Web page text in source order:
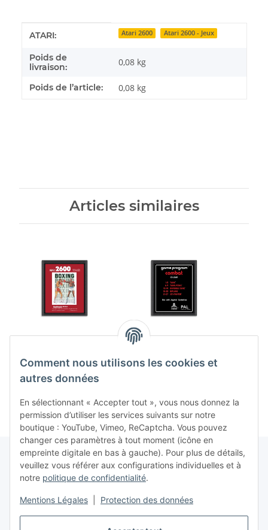
Comment nous utilisons les cookies et
autres données
En sélectionnant « Accepter tout », vous nous donnez la
permission d’utiliser les services suivants sur notre
boutique : YouTube, Vimeo, ReCaptcha. Vous pouvez
changer ces paramètres à tout moment (icône en
empreinte digitale en bas à gauche). Pour plus de détails,
veuillez vous référer aux configurations individuelles et à
notre politique de confidentialité.
Mentions Légales Protection des données
Détails de l'article
Valeur
ATARI: Atari 2600 Atari 2600 - Jeux
Poids de
livraison:
0,08 kg
Poids de l’article: 0,08 kg
Articles similaires
Real Sports Boxing
(très bon état) - Atari
2600
12,99 €*
Combat (Text Label)
neuf) - Atari 2600
14,99 €*
Contrat de rétractation